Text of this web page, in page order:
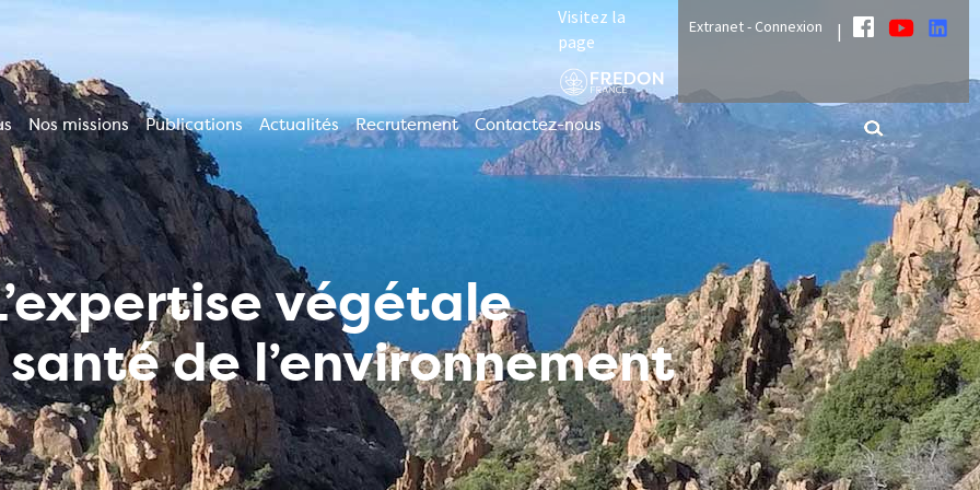
Visitez la
page
Extranet - Connexion |
Nos missions Publications Actualités Recrutement Contactez-nous
végétale
de l’environnement